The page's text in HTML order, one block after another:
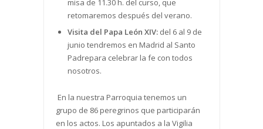
misa de 11.30 h. del curso, que
retomaremos después del verano.
Visita del Papa León XIV:del 6 al 9 de
junio tendremos en Madrid al Santo
Padrepara celebrar la fe con todos
nosotros.
En la nuestra Parroquia tenemos un
grupo de 86 peregrinos que participarán
en los actos. Los apuntados a la Vigilia